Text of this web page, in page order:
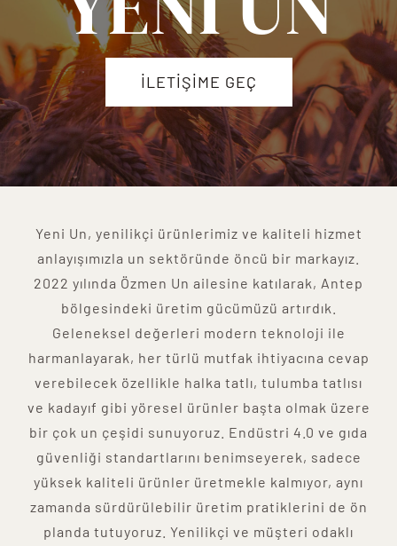
BLOG
İLETİŞİM
İLETİŞİME GEÇ
Yeni Un, yenilikçi ürünlerimiz ve kaliteli hizmet
anlayışımızla un sektöründe öncü bir markayız.
2022 yılında Özmen Un ailesine katılarak, Antep
bölgesindeki üretim gücümüzü artırdık.
Geleneksel değerleri modern teknoloji ile
harmanlayarak, her türlü mutfak ihtiyacına cevap
verebilecek özellikle halka tatlı, tulumba tatlısı
ve kadayıf gibi yöresel ürünler başta olmak üzere
bir çok un çeşidi sunuyoruz. Endüstri 4.0 ve gıda
güvenliği standartlarını benimseyerek, sadece
yüksek kaliteli ürünler üretmekle kalmıyor, aynı
zamanda sürdürülebilir üretim pratiklerini de ön
planda tutuyoruz. Yenilikçi ve müşteri odaklı